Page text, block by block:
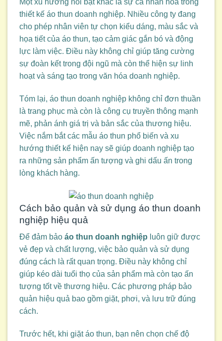
thiết kế áo thun doanh nghiệp. Nhiều công ty đang
cho phép nhân viên tự chọn kiểu dáng, màu sắc và
họa tiết của áo thun, tạo cảm giác gắn bó và động
lực làm việc. Điều này không chỉ giúp tăng cường
sự đoàn kết trong đội ngũ mà còn thể hiện sự linh
hoạt và sáng tạo trong văn hóa doanh nghiệp.
Tóm lại, áo thun doanh nghiệp không chỉ đơn thuần
là trang phục mà còn là công cụ truyền thông mạnh
mẽ, phản ánh giá trị và bản sắc của thương hiệu.
Việc nắm bắt các mẫu áo thun phổ biến và xu
hướng thiết kế hiện nay sẽ giúp doanh nghiệp tạo
ra những sản phẩm ấn tượng và ghi dấu ấn trong
lòng khách hàng.
Cách bảo quản và sử dụng áo thun doanh
nghiệp hiệu quả
Để đảm bảo áo thun doanh nghiệp luôn giữ được
vẻ đẹp và chất lượng, việc bảo quản và sử dụng
đúng cách là rất quan trọng. Điều này không chỉ
giúp kéo dài tuổi thọ của sản phẩm mà còn tạo ấn
tượng tốt về thương hiệu. Các phương pháp bảo
quản hiệu quả bao gồm giặt, phơi, và lưu trữ đúng
cách.
Trước hết, khi giặt áo thun, bạn nên chọn chế độ